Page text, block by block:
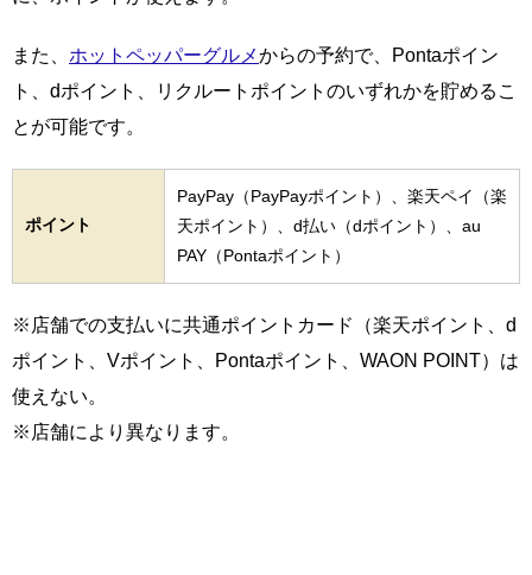
また、 ホットペッパーグルメからの予約で、Pontaポイン
ト、dポイント、リクルートポイントのいずれかを貯めるこ
とが可能です。
ポイント
PayPay（PayPayポイント）、楽天ペイ（楽
天ポイント）、d払い（dポイント）、au
PAY（Pontaポイント）
※店舗での支払いに共通ポイントカード（楽天ポイント、d
ポイント、Vポイント、Pontaポイント、WAON POINT）は
使えない。
※店舗により異なります。